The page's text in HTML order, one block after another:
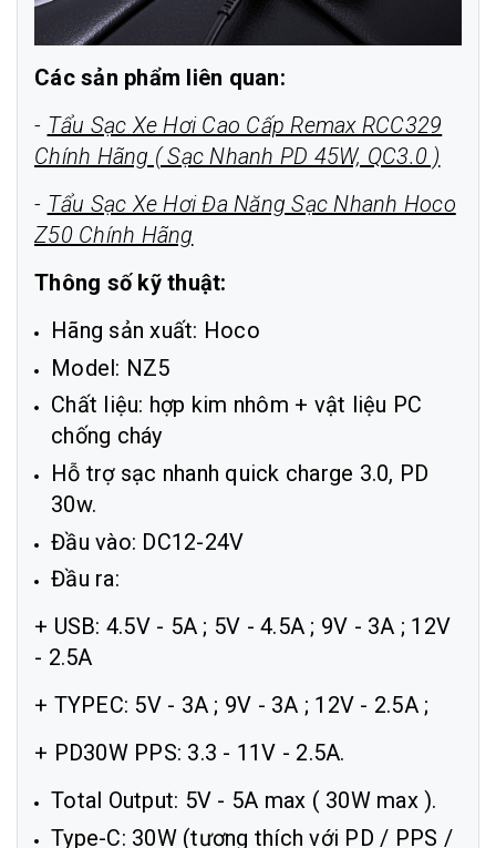
Các sản phẩm liên quan:
- Tẩu Sạc Xe Hơi Cao Cấp Remax RCC329
Chính Hãng ( Sạc Nhanh PD 45W, QC3.0 )
- Tẩu Sạc Xe Hơi Đa Năng Sạc Nhanh Hoco
Z50 Chính Hãng
Thông số kỹ thuật:
Hãng sản xuất: Hoco
Model: NZ5
Chất liệu: hợp kim nhôm + vật liệu PC
chống cháy
Hỗ trợ sạc nhanh quick charge 3.0, PD
30w.
Đầu vào: DC12-24V
Đầu ra:
+ USB: 4.5V - 5A ; 5V - 4.5A ; 9V - 3A ; 12V
- 2.5A
+ TYPEC: 5V - 3A ; 9V - 3A ; 12V - 2.5A ;
+ PD30W PPS: 3.3 - 11V - 2.5A.
Total Output: 5V - 5A max ( 30W max ).
Type-C: 30W (tương thích với PD / PPS /